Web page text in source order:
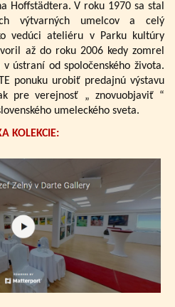
Hoffstädtera. V roku 1970 sa stal
výtvarných umelcov a celý
vedúci ateliéru v Parku kultúry
až do roku 2006 kedy zomrel
ústraní od spoločenského života.
ponuku urobiť predajnú výstavu
pre verejnosť „ znovuobjaviť “
umeleckého sveta.
KOLEKCIE: